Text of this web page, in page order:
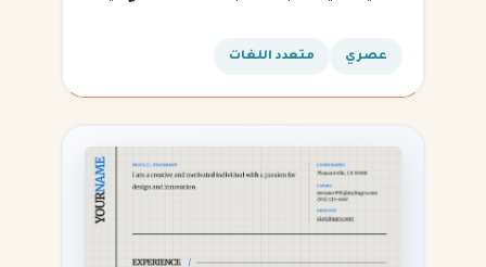
القادمة.
عصري متعدد اللغات